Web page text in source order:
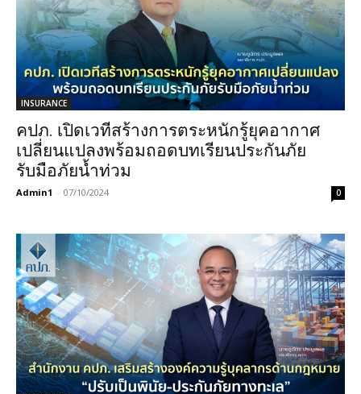
INSURANCE
คปภ. เปิดเวทีสร้างการตระหนักรู้ยุคอากาศ
เปลี่ยนแปลงพร้อมถอดบทเรียนประกันภัย
รับมือภัยน้ำท่วม
Admin1 - 07/10/2024 0